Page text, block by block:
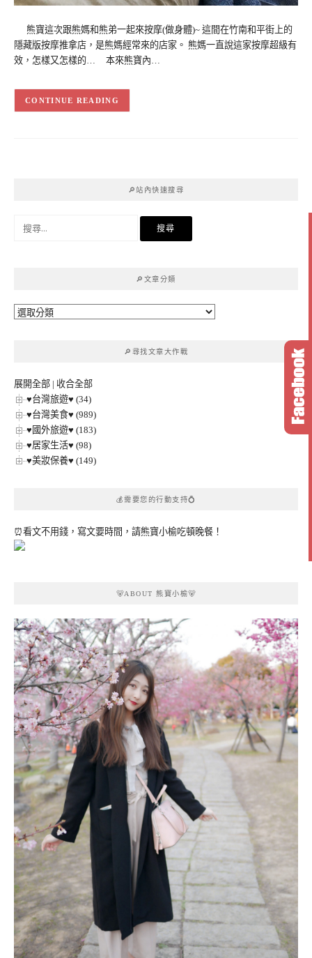
熊寶這次跟熊媽和熊弟一起來按摩(做身體)~ 這間在竹南和平街上的
隱藏版按摩推拿店，是熊媽經常來的店家。 熊媽一直說這家按摩超級有
效，怎樣又怎樣的… 本來熊寶內…
CONTINUE READING
🔎站內快速搜尋
🔎文章分類
🔎
🔎尋找文章大作戰
展開全部 | 收合全部
♥台灣旅遊♥ (34)
♥台灣美食♥ (989)
♥國外旅遊♥ (183)
♥居家生活♥ (98)
♥美妝保養♥ (149)
💰需要您的行動支持💍
⏰看文不用錢，寫文要時間，請熊寶小榆吃頓晚餐！
🐻ABOUT 熊寶小榆🐻